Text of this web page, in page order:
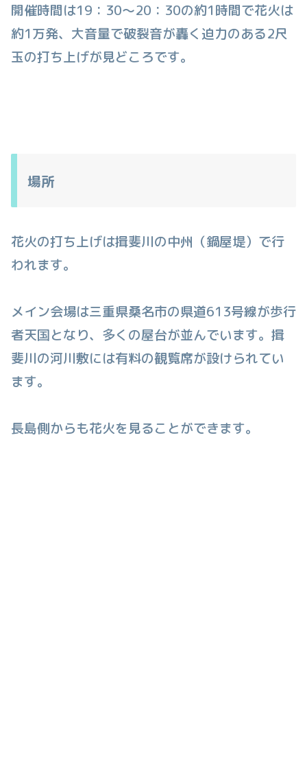
開催時間は19：30〜20：30の約1時間で花火は
約1万発、大音量で破裂音が轟く迫力のある2尺
玉の打ち上げが見どころです。
場所
花火の打ち上げは揖斐川の中州（鍋屋堤）で行
われます。
メイン会場は三重県桑名市の県道613号線が歩行
者天国となり、多くの屋台が並んでいます。揖
斐川の河川敷には有料の観覧席が設けられてい
ます。
長島側からも花火を見ることができます。